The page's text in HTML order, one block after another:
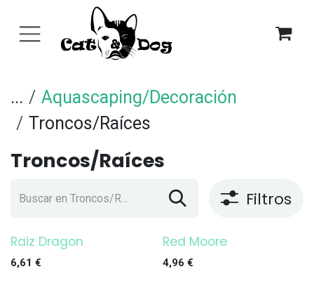
...
Aquascaping/Decoración
Troncos/Raíces
Troncos/Raíces
Filtros
Raiz Dragon
6,61 €
Red Moore
4,96 €